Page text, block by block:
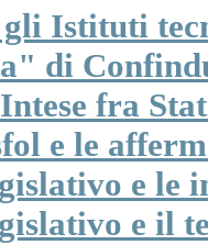
Istituti
di
fra
e le
e le
e il